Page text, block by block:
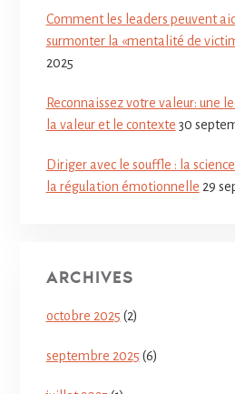
Comment les leaders peuvent
surmonter la «mentalité de
2025
Reconnaissez votre valeur: une
la valeur et le contexte 30
Diriger avec le souffle : la
la régulation émotionnelle 29
ARCHIVES
octobre 2025 (2)
septembre 2025 (6)